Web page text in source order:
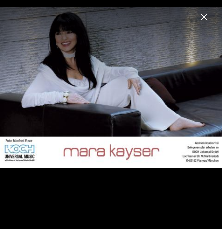
Menu
Mara Kayser
Home News Musik Videos Fotos Biografie
Pressebilder 2009